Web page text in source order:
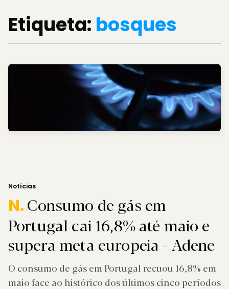
Etiqueta: bosques
Notícias
N.Consumo de gás em
Portugal cai 16,8% até maio e
supera meta europeia - Adene
O consumo de gás em Portugal recuou 16,8% em
maio face ao histórico dos últimos cinco períodos